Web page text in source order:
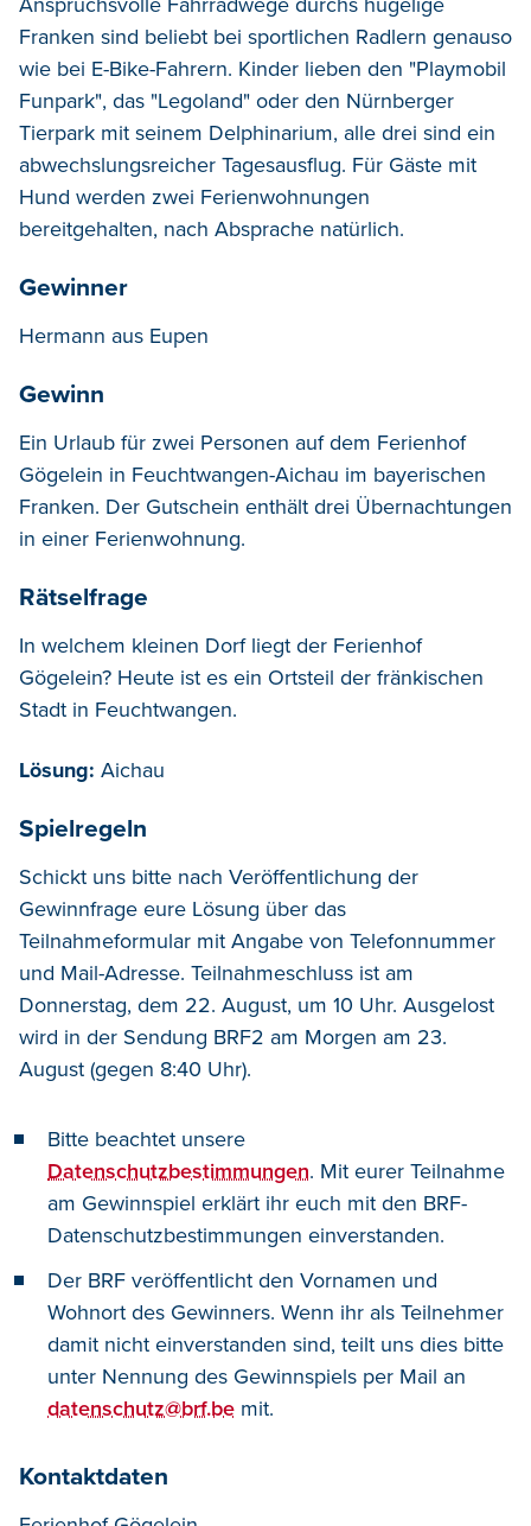
Franken sind beliebt bei sportlichen Radlern genauso
wie bei E-Bike-Fahrern. Kinder lieben den "Playmobil
Funpark", das "Legoland" oder den Nürnberger
Tierpark mit seinem Delphinarium, alle drei sind ein
abwechslungsreicher Tagesausflug. Für Gäste mit
Hund werden zwei Ferienwohnungen
bereitgehalten, nach Absprache natürlich.
Gewinner
Hermann aus Eupen
Gewinn
Ein Urlaub für zwei Personen auf dem Ferienhof
Gögelein in Feuchtwangen-Aichau im bayerischen
Franken. Der Gutschein enthält drei Übernachtungen
in einer Ferienwohnung.
Rätselfrage
In welchem kleinen Dorf liegt der Ferienhof
Gögelein? Heute ist es ein Ortsteil der fränkischen
Stadt in Feuchtwangen.
Lösung: Aichau
Spielregeln
Schickt uns bitte nach Veröffentlichung der
Gewinnfrage eure Lösung über das
Teilnahmeformular mit Angabe von Telefonnummer
und Mail-Adresse. Teilnahmeschluss ist am
Donnerstag, dem 22. August, um 10 Uhr. Ausgelost
wird in der Sendung BRF2 am Morgen am 23.
August (gegen 8:40 Uhr).
Bitte beachtet unsere
Datenschutzbestimmungen. Mit eurer Teilnahme
am Gewinnspiel erklärt ihr euch mit den BRF-
Datenschutzbestimmungen einverstanden.
Der BRF veröffentlicht den Vornamen und
Wohnort des Gewinners. Wenn ihr als Teilnehmer
damit nicht einverstanden sind, teilt uns dies bitte
unter Nennung des Gewinnspiels per Mail an
datenschutz@brf.be mit.
Kontaktdaten